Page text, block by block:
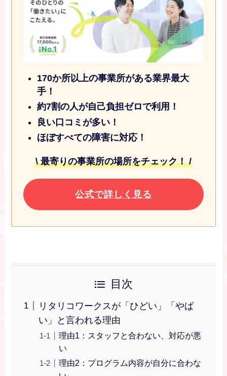
170か所以上の事業所がある業界最大
手！
約7割の人が自己負担ゼロで利用！
良い口コミが多い！
ほぼすべての障害に対応！
\ 最寄りの事業所の場所をチェック！ /
公式で詳しく見る
目次
リタリコワークスが「ひどい」「やば
い」と言われる理由
理由1：スタッフと合わない、対応が悪
い
理由2：プログラム内容が自分に合わな